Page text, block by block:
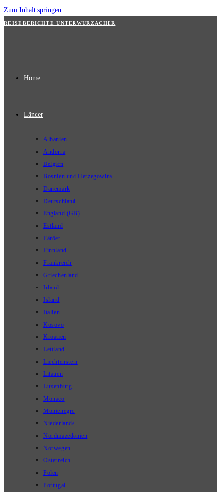
Zum Inhalt springen
REISEBERICHTE UNTERWURZACHER
Home
Länder
Albanien
Andorra
Belgien
Bosnien und Herzegowina
Dänemark
Deutschland
England (GB)
Estland
Färöer
Finnland
Frankreich
Griechenland
Irland
Island
Italien
Kosovo
Kroatien
Lettland
Liechtenstein
Litauen
Luxenburg
Monaco
Montenegro
Niederlande
Nordmazedonien
Norwegen
Österreich
Polen
Portugal